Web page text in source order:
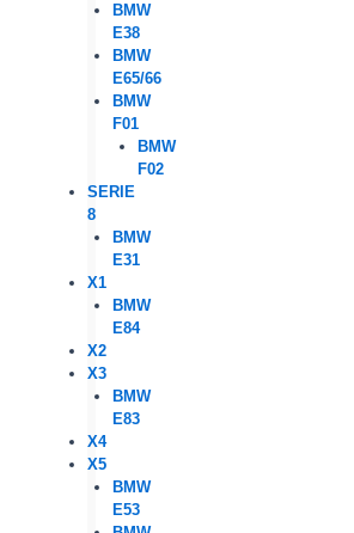
BMW
E38
BMW
E65/66
BMW
F01
BMW
F02
SERIE
8
BMW
E31
X1
BMW
E84
X2
X3
BMW
E83
X4
X5
BMW
E53